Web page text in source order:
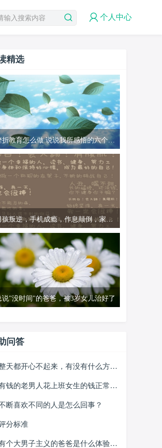
个人中心
精选
么做 说说我所感悟的六个正
孩叛逆，手机成瘾，作息颠倒，家有
子吗？
说"没时间"的爸爸，被3岁女儿治好了
问答
天都开心不起来，有没有什么方法
钱的老男人花上班女生的钱正常
断喜欢不同的人是怎么回事？
分标准
个大男子主义的爸爸是什么体验，